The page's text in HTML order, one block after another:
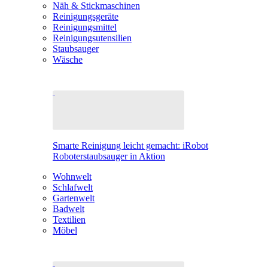
Näh & Stickmaschinen
Reinigungsgeräte
Reinigungsmittel
Reinigungsutensilien
Staubsauger
Wäsche
Smarte Reinigung leicht gemacht: iRobot
Roboterstaubsauger in Aktion
Wohnwelt
Schlafwelt
Gartenwelt
Badwelt
Textilien
Möbel